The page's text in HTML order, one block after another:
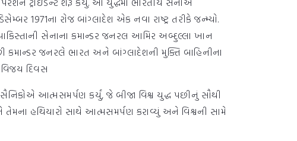
1971ના રોજ બાંગ્લાદેશ એક નવા રાષ્ટ્ર તરીકે જન્મ્યો.
સેનાના કમાન્ડર જનરલ આમિર અબ્દુલ્લા ખાન
જનરલે ભારત અને બાંગ્લાદેશની મુક્તિ બાહિનીના
દિવસ
આત્મસમર્પણ કર્યું, જે બીજા વિશ્વ યુદ્ધ પછીનું સૌથી
હથિયારો સાથે આત્મસમર્પણ કરાવ્યું અને વિશ્વની સામે